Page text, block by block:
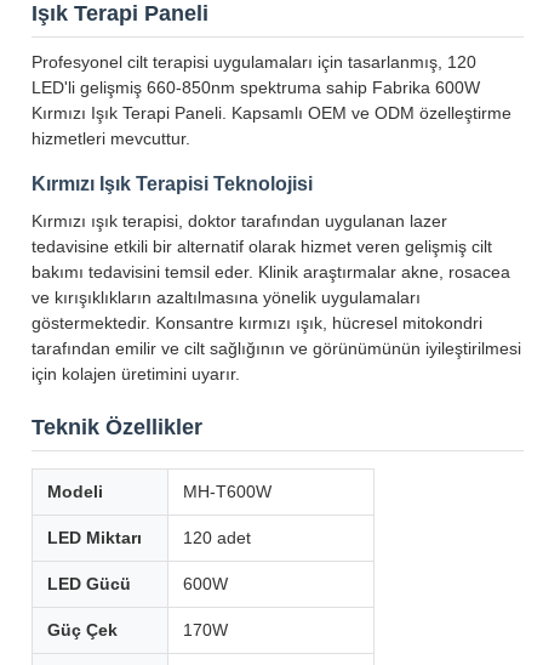
Işık Terapi Paneli
Profesyonel cilt terapisi uygulamaları için tasarlanmış, 120
LED'li gelişmiş 660-850nm spektruma sahip Fabrika 600W
Kırmızı Işık Terapi Paneli. Kapsamlı OEM ve ODM özelleştirme
hizmetleri mevcuttur.
Kırmızı Işık Terapisi Teknolojisi
Kırmızı ışık terapisi, doktor tarafından uygulanan lazer
tedavisine etkili bir alternatif olarak hizmet veren gelişmiş cilt
bakımı tedavisini temsil eder. Klinik araştırmalar akne, rosacea
ve kırışıklıkların azaltılmasına yönelik uygulamaları
göstermektedir. Konsantre kırmızı ışık, hücresel mitokondri
tarafından emilir ve cilt sağlığının ve görünümünün iyileştirilmesi
için kolajen üretimini uyarır.
Teknik Özellikler
Modeli MH-T600W
LED Miktarı 120 adet
LED Gücü 600W
Güç Çek 170W